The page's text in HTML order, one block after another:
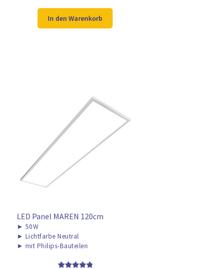
war:
113,98 €
ist:
84,97 €.
In den Warenkorb
LED Panel MAREN 120cm
► 50W
► Lichtfarbe Neutral
► mit Philips-Bauteilen